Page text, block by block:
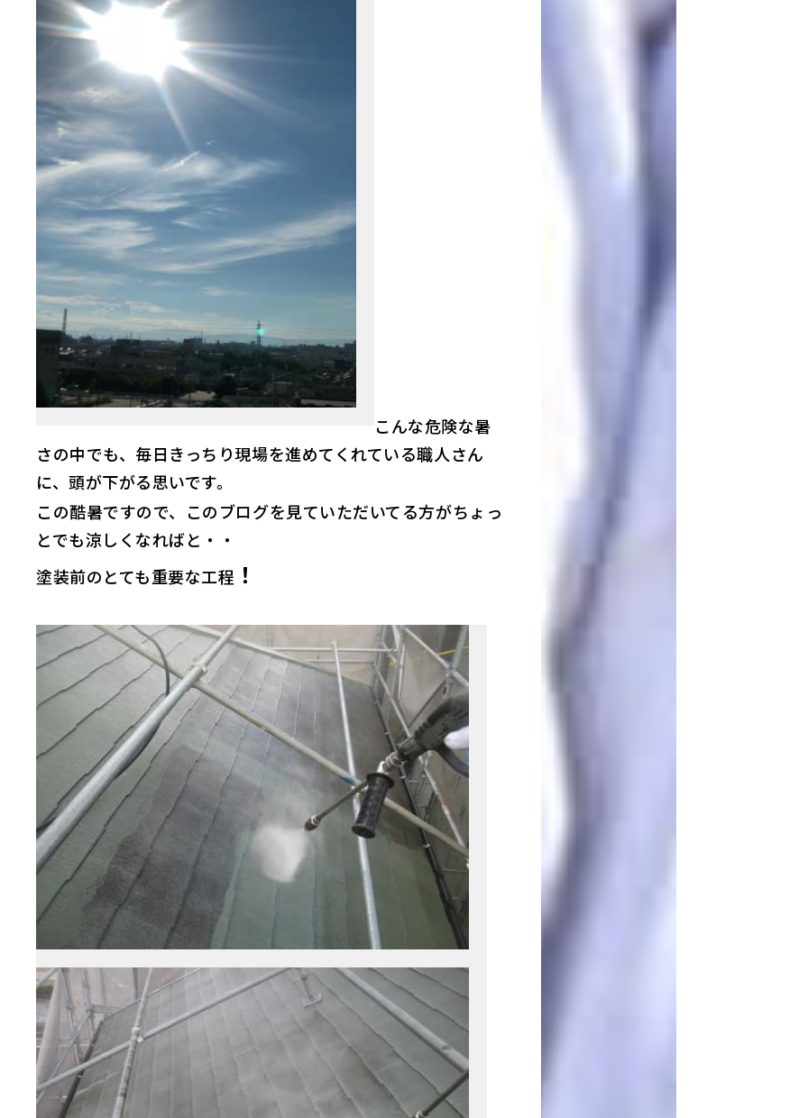
こんな危険な暑
さの中でも、毎日きっちり現場を進めてくれている職人さん
に、頭が下がる思いです。
この酷暑ですので、このブログを見ていただいてる方がちょっ
とでも涼しくなればと・・
塗装前のとても重要な工程 ！